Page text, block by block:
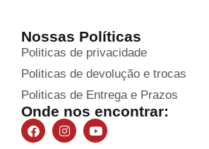
Nossas Políticas
Politicas de privacidade
Politicas de devolução e trocas
Politicas de Entrega e Prazos
Onde nos encontrar: